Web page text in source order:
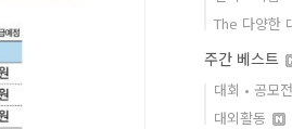
The 다양한
주간 베스트
대회 • 공모전
대외활동